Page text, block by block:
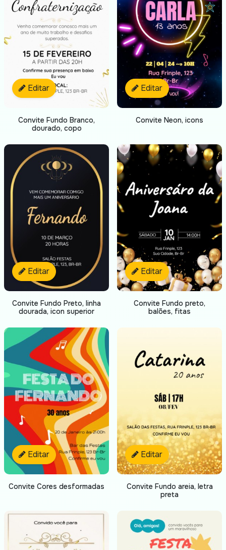
Editar
Convite Fundo Branco,
dourado, copo
Editar
Convite Neon, icons
Editar
Convite Fundo Preto, linha
dourada, icon superior
Editar
Convite Fundo preto,
balões, fitas
Editar
Convite Cores desformadas
Editar
Convite Fundo areia, letra
preta